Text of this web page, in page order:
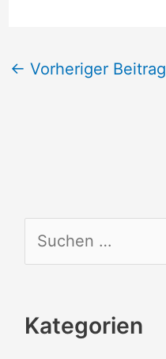
← Vorheriger Beitrag
u
h
Kategorien